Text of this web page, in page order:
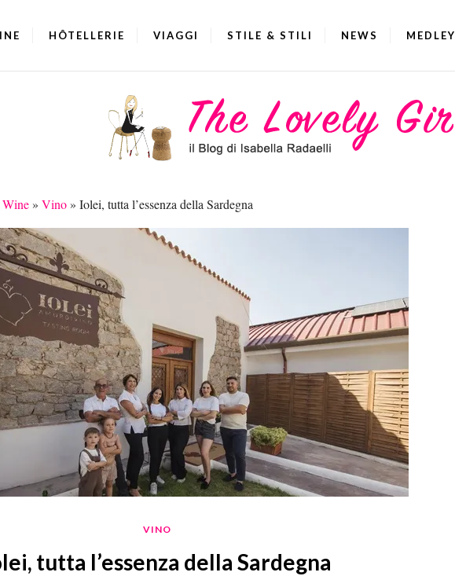
HÔTELLERIE VIAGGI STILE & STILI NEWS MEDLEY
» Vino» Iolei, tutta l’essenza della Sardegna
VINO
tutta l’essenza della Sardegna